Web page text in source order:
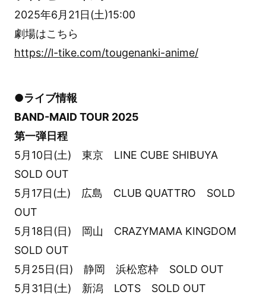
2025年6月21日(土)15:00
劇場はこちら
https://l-tike.com/tougenanki-anime/
●ライブ情報
BAND-MAID TOUR 2025
第一弾日程
5月10日(土) 東京 LINE CUBE SHIBUYA
SOLD OUT
5月17日(土) 広島 CLUB QUATTRO SOLD
OUT
5月18日(日) 岡山 CRAZYMAMA KINGDOM
SOLD OUT
5月25日(日) 静岡 浜松窓枠 SOLD OUT
5月31日(土) 新潟 LOTS SOLD OUT